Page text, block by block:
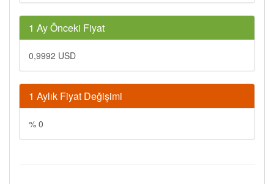
1 Ay Önceki Fiyat
0,9992 USD
1 Aylık Fiyat Değişimi
% 0